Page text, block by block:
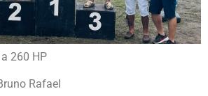
260 HP
Rafael